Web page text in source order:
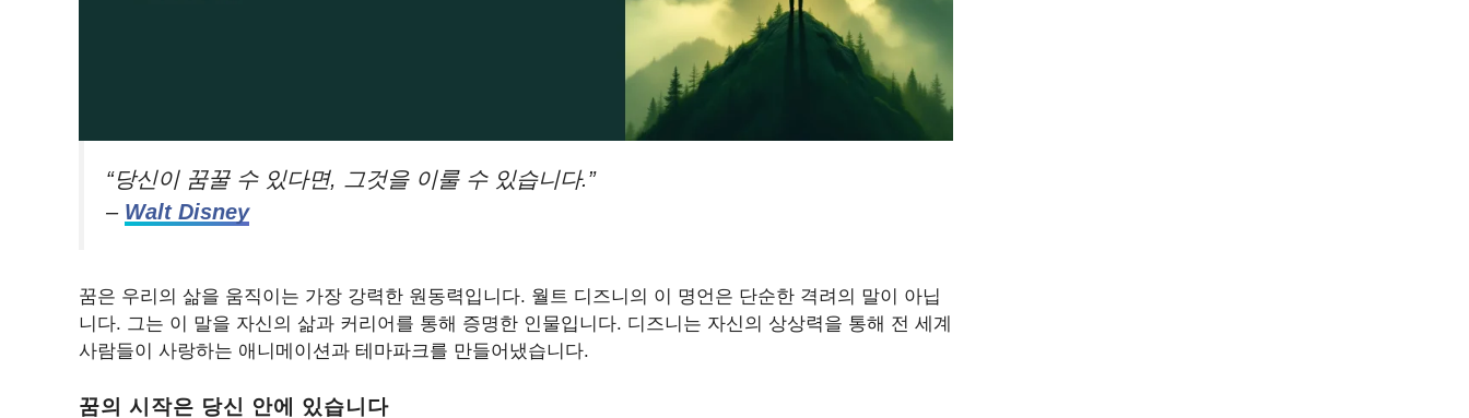
“당신이 꿈꿀 수 있다면, 그것을 이룰 수 있습니다.”
– Walt Disney
꿈은 우리의 삶을 움직이는 가장 강력한 원동력입니다. 월트 디즈니의 이 명언은 단순한 격려의 말이 아닙
니다. 그는 이 말을 자신의 삶과 커리어를 통해 증명한 인물입니다. 디즈니는 자신의 상상력을 통해 전 세계
사람들이 사랑하는 애니메이션과 테마파크를 만들어냈습니다.
꿈의 시작은 당신 안에 있습니다